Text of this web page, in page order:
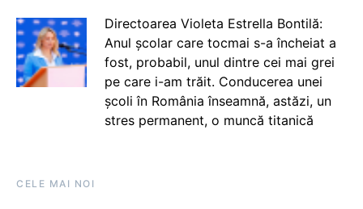
Directoarea Violeta Estrella Bontilă:
Anul școlar care tocmai s-a încheiat a
fost, probabil, unul dintre cei mai grei
pe care i-am trăit. Conducerea unei
școli în România înseamnă, astăzi, un
stres permanent, o muncă titanică
CELE MAI NOI